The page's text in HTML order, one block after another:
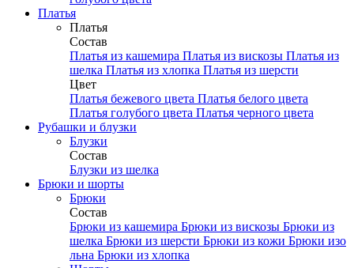
Платья
Платья
Состав
Платья из кашемира Платья из вискозы Платья из
шелка Платья из хлопка Платья из шерсти
Цвет
Платья бежевого цвета Платья белого цвета
Платья голубого цвета Платья черного цвета
Рубашки и блузки
Блузки
Состав
Блузки из шелка
Брюки и шорты
Брюки
Состав
Брюки из кашемира Брюки из вискозы Брюки из
шелка Брюки из шерсти Брюки из кожи Брюки изо
льна Брюки из хлопка